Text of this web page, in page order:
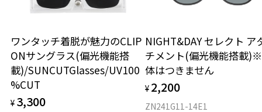
ル】のご提示が無かった場合、レンズ代金の他に加工賃として3,300
ウエリントン
材質
フロント素材：French Plastic
ワンタッチ着脱が魅力のCLIP
ONサングラス(偏光機能搭
載)/SUNCUTGlasses/UV100
%CUT
¥ 3,300
NIGHT&DAY セレクト ア
チメント(偏光機能搭載
体はつきません
¥ 2,200
ZN241G11-14E1